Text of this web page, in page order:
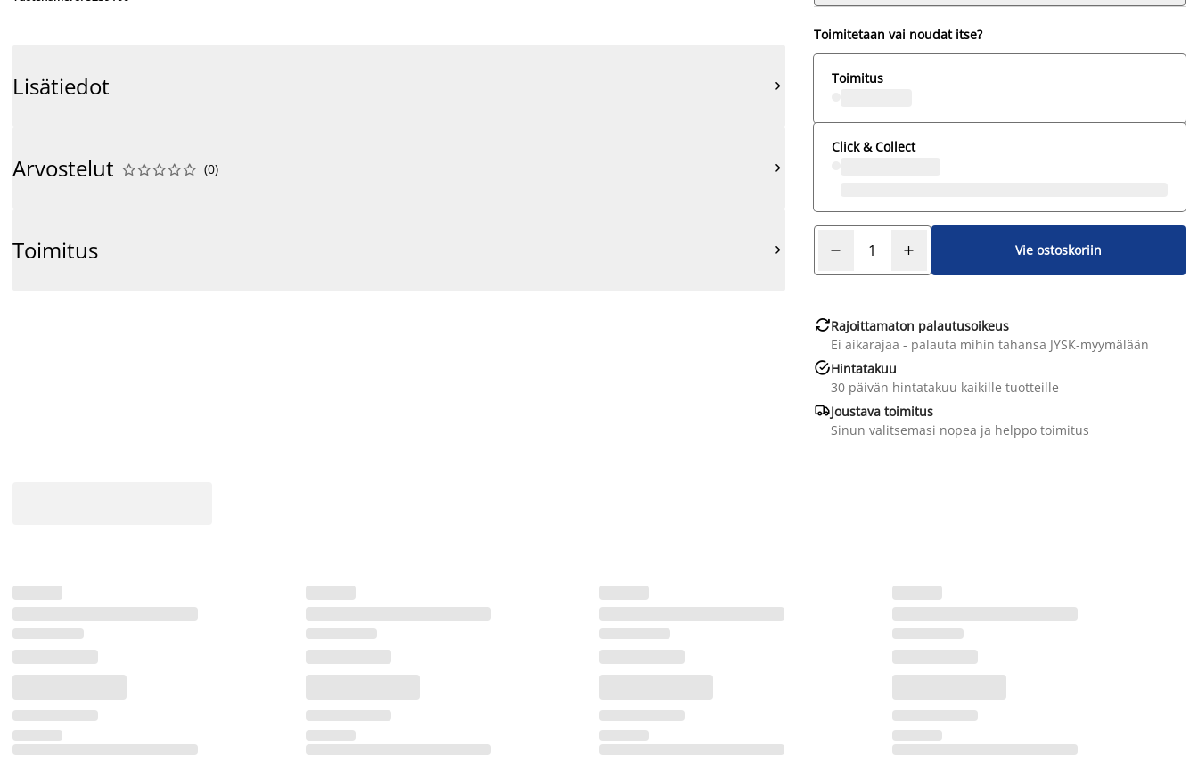
Lisätiedot 
Arvostelut 




 (0) 
Toimitus 
Toimitetaan vai noudat itse?
Toimitus
Click & Collect
Vie ostoskoriin
Rajoittamaton palautusoikeus
Ei aikarajaa - palauta mihin tahansa JYSK-myymälään
Hintatakuu
30 päivän hintatakuu kaikille tuotteille
Joustava toimitus
Sinun valitsemasi nopea ja helppo toimitus